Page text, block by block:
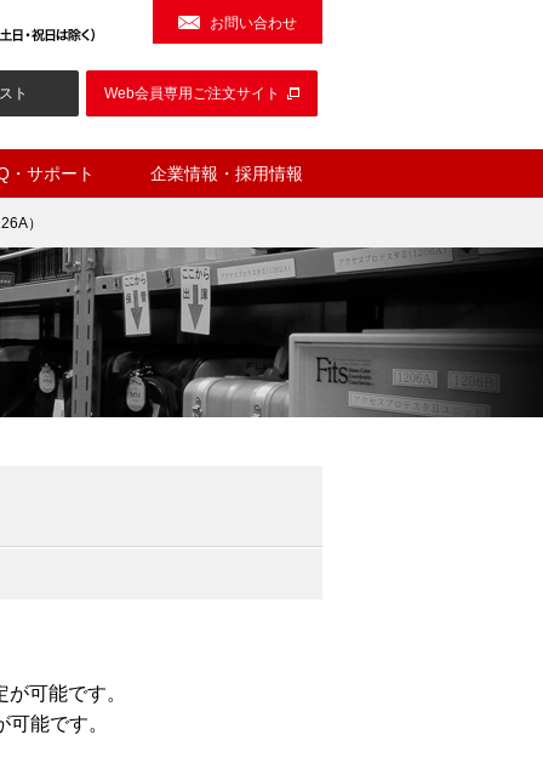
お問い合わせ
ト Web会員専用ご注文サイト
・サポート 企業情報・採用情報
）
可能です。
能です。